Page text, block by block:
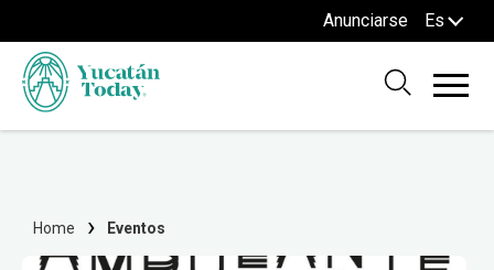
Anunciarse Es
Home Eventos